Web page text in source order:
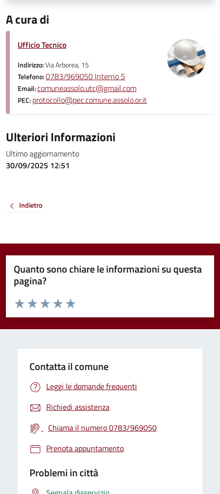
A cura di
Ufficio Tecnico
Indirizzo:Via Arborea, 15
Telefono:0783/969050 Interno 5
Email:comuneassolo.utc@gmail.com
PEC:protocollo@pec.comune.assolo.or.it
Ulteriori Informazioni
Ultimo aggiornamento
30/09/2025 12:51
Indietro
Quanto sono chiare le informazioni su questa
pagina?
Valuta da 1 a 5 stelle la pagina
Valuta 5 stelle su 5
Valuta 4 stelle su 5
Valuta 3 stelle su 5
Valuta 2 stelle su 5
Valuta 1 stelle su 5
Contatta il comune
Leggi le domande frequenti
Richiedi assistenza
Chiama il numero 0783/969050
Prenota appuntamento
Problemi in città